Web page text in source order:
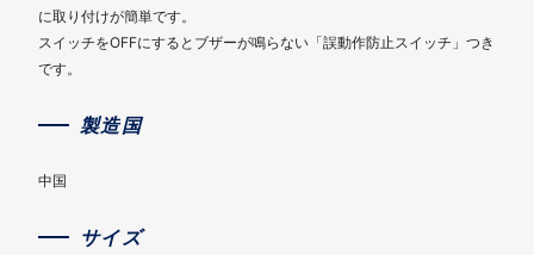
に取り付けが簡単です。
スイッチをOFFにするとブザーが鳴らない「誤動作防止スイッチ」つき
です。
製造国
中国
サイズ